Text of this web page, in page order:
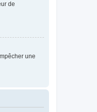
de
une